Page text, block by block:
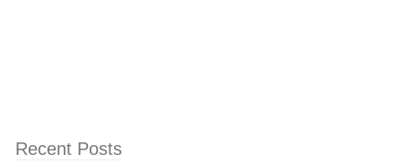
Recent Posts